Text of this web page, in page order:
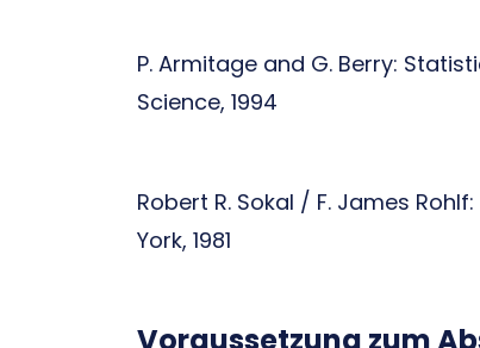
P. Armitage and G. Berry:
Science, 1994
Robert R. Sokal / F. James
York, 1981